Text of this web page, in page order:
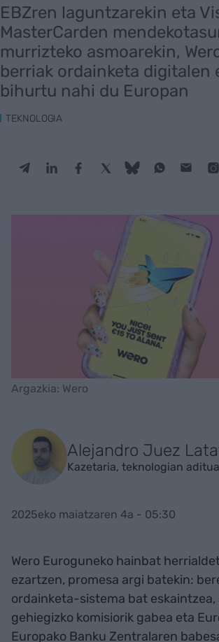
EBZren laguntzarekin eta
MasterCarden
murrizteko asmoarekin,
berriak ordainketa digitalen
bihurtu nahi du Europan
TEKNOLOGIA
Argazkia: Wero
Alejandro Juez
Kazetaria, teknologian aditua
2025eko maiatzaren 4a - 05:30
Wero Euroguneko hainbat
ezartzen, promesa argi batekin:
ordainketa-sistema bat eskaintzea,
gehiegizko komisiorik gabea eta
Europako Banku Zentralaren